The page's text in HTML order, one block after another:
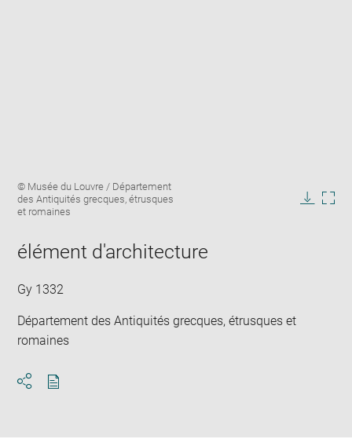
Image
caption:
© Musée du Louvre / Département
des Antiquités grecques, étrusques
et romaines
élément d'architecture
Gy 1332
Département des Antiquités grecques, étrusques et
romaines